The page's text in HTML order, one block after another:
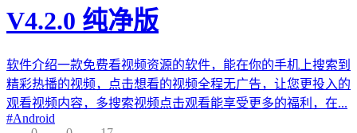
V4.2.0 纯净版
软件介绍一款免费看视频资源的软件，能在你的手机上搜索到
精彩热播的视频，点击想看的视频全程无广告，让您更投入的
观看视频内容，多搜索视频点击观看能享受更多的福利，在...
#Android